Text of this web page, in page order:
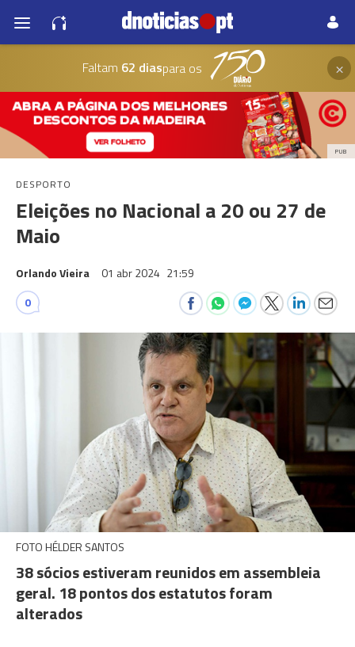
Faltam 62 diaspara os ×
PUB
DESPORTO
Eleições no Nacional a 20 ou 27 de
Maio
Orlando Vieira 01 abr 2024 21:59
0
FOTO HÉLDER SANTOS
38 sócios estiveram reunidos em assembleia
geral. 18 pontos dos estatutos foram
alterados